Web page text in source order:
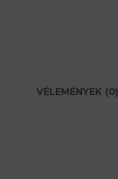
VÉLEMÉNYEK (0)